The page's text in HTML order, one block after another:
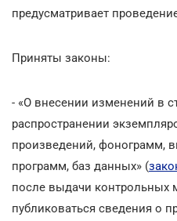
предусматривает
Приняты законы:
- «О внесении изменений в
распространении
произведений, фонограмм,
программ, баз данных» (
после выдачи контрольных
публиковаться сведения о